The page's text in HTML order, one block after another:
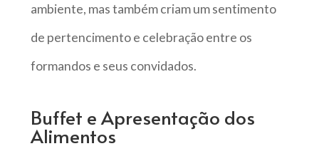
ambiente, mas também criam um sentimento
de pertencimento e celebração entre os
formandos e seus convidados.
Buffet e Apresentação dos
Alimentos